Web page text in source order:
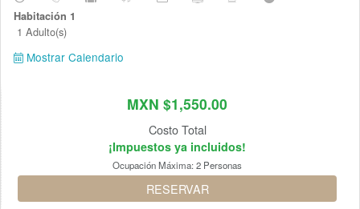
Habitación 1
1 Adulto(s)
Mostrar Calendario
MXN $1,550.00
Costo Total
¡Impuestos ya incluidos!
Ocupación Máxima:2 Personas
RESERVAR